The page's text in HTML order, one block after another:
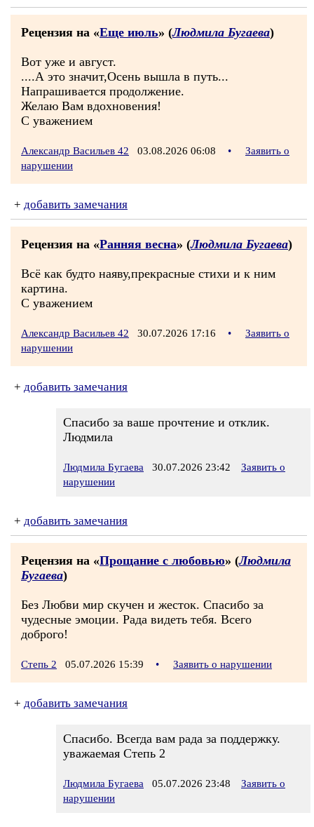
Рецензия на «Еще июль» (Людмила Бугаева)
Вот уже и август.
....А это значит,Осень вышла в путь...
Напрашивается продолжение.
Желаю Вам вдохновения!
С уважением
Александр Васильев 42 03.08.2026 06:08 •
Заявить о
нарушении
+ добавить замечания
Рецензия на «Ранняя весна» (Людмила Бугаева)
Всё как будто наяву,прекрасные стихи и к ним
картина.
С уважением
Александр Васильев 42 30.07.2026 17:16 •
Заявить о
нарушении
+ добавить замечания
Спасибо за ваше прочтение и отклик.
Людмила
Людмила Бугаева 30.07.2026 23:42
Заявить о
нарушении
+ добавить замечания
Рецензия на «Прощание с любовью» (Людмила
Бугаева)
Без Любви мир скучен и жесток. Спасибо за
чудесные эмоции. Рада видеть тебя. Всего
доброго!
Степь 2 05.07.2026 15:39 • Заявить о нарушении
+ добавить замечания
Спасибо. Всегда вам рада за поддержку.
уважаемая Степь 2
Людмила Бугаева 05.07.2026 23:48
Заявить о
нарушении